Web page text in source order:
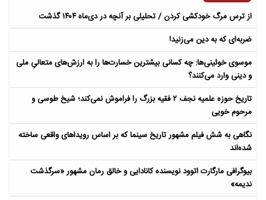
از ترس مرگ خودکشی کردن / تحلیلی بر آنچه در دی‌ماه ۱۴۰۴ گذشت
ضربه‌ای که به دین می‌زنید!
موسوی خوئینی‌ها: چه کسانی بیشترین خسارت‌ها را به ارزش‌های متعالیِ ملی
و دینی وارد می‌کنند؟
تاریخ حوزه علمیه نجف ۲ فقیه بزرگ را فراموش نمی‌کند؛ شیخ طوسی و
مرحوم خویی
نگاهی به شش فیلم مشهور تاریخ سینما که بر اساس رویداهای واقعی ساخته
شده‌اند
بیوگرافی مارگارت اتوود نویسنده کانادایی و خالق رمان مشهور «سرگذشت
ندیمه»